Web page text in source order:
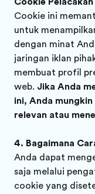
Cookie ini
untuk
dengan minat
jaringan iklan
membuat profil
web. Jika Anda
ini, Anda
relevan atau
Bagaimana
Anda dapat
saja melalui
cookie yang